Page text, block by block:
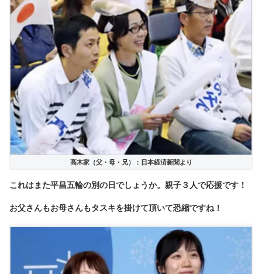
髙木家（父・母・兄）：日本経済新聞より
これはまた平昌五輪の別の日でしょうか。親子３人で応援です！
お父さんもお母さんもタスキを掛けて頂いて恐縮ですね！